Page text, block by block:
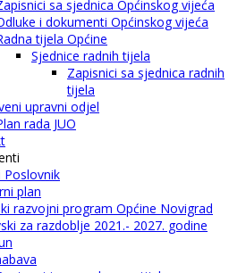
sa sjednica Općinskog vijeća
i dokumenti Općinskog vijeća
tijela Općine
Sjednice radnih tijela
Zapisnici sa sjednica radnih
tijela
upravni odjel
rada JUO
Poslovnik
plan
razvojni program Općine Novigrad
za razdoblje 2021.- 2027. godine